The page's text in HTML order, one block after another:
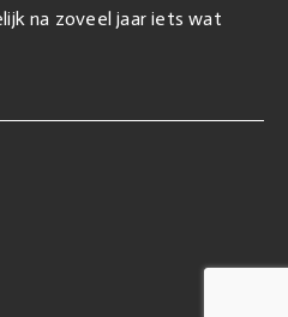
na zoveel jaar iets wat